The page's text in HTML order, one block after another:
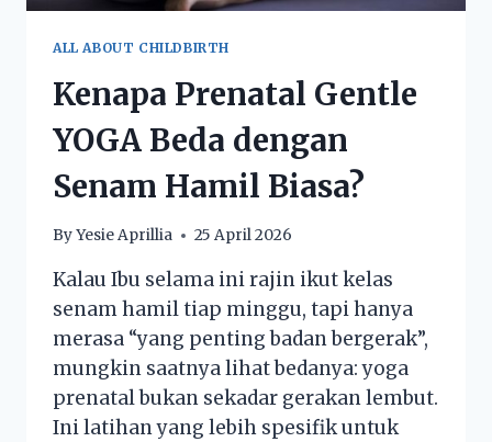
ALL ABOUT CHILDBIRTH
Kenapa Prenatal Gentle
YOGA Beda dengan
Senam Hamil Biasa?
ByYesie Aprillia 25 April 2026
Kalau Ibu selama ini rajin ikut kelas
senam hamil tiap minggu, tapi hanya
merasa “yang penting badan bergerak”,
mungkin saatnya lihat bedanya: yoga
prenatal bukan sekadar gerakan lembut.
Ini latihan yang lebih spesifik untuk